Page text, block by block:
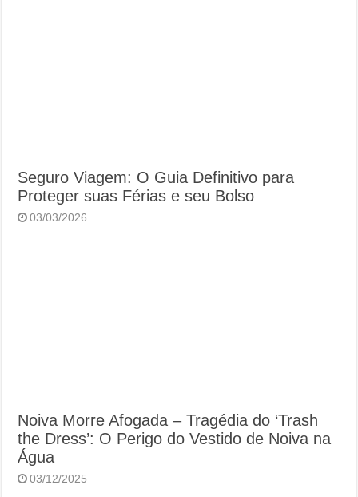
Seguro Viagem: O Guia Definitivo para
Proteger suas Férias e seu Bolso
03/03/2026
Noiva Morre Afogada – Tragédia do ‘Trash
the Dress’: O Perigo do Vestido de Noiva na
Água
03/12/2025